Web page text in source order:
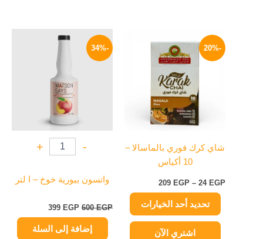
-20%
شاي كرك فوري بالماسالا –
10 أكياس
24 EGP
–
209 EGP
السعر:
⁦209 EGP⁩
تحديد أحد الخيارات
هناك
العديد
من
المختلفة
اختيار
صفحة
المنتج
اشتري الآن
-34%
-
+
واتسون بيورية خوخ – ا لتر
600EGP
السعر
الأصلي
399 EGP
إضافة إلى السلة